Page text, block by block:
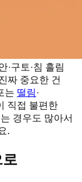
·구토·침 흘림
짜 중요한 건
는 떨림 ·
직접 불편한
경우도 많아서
.